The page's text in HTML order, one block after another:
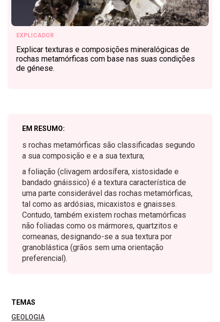
EXPLICADOR
Explicar texturas e composições mineralógicas de
rochas metamórficas com base nas suas condições
de génese.
EM RESUMO:
s rochas metamórficas são classificadas segundo
a sua composição e e a sua textura;
a foliação (clivagem ardosífera, xistosidade e
bandado gnáissico) é a textura característica de
uma parte considerável das rochas metamórficas,
tal como as ardósias, micaxistos e gnaisses.
Contudo, também existem rochas metamórficas
não foliadas como os mármores, quartzitos e
corneanas, designando-se a sua textura por
granoblástica (grãos sem uma orientação
preferencial).
TEMAS
GEOLOGIA